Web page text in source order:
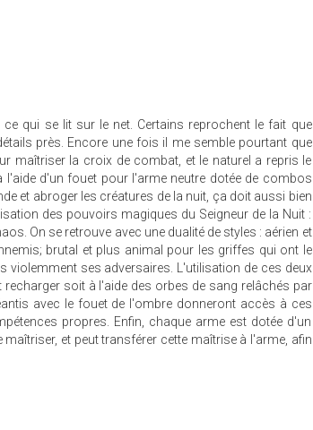
qui se lit sur le net. Certains reprochent le fait que
près. Encore une fois il me semble pourtant que
maîtriser la croix de combat, et le naturel a repris le
d'un fouet pour l'arme neutre dotée de combos
et abroger les créatures de la nuit, ça doit aussi bien
des pouvoirs magiques du Seigneur de la Nuit :
On se retrouve avec une dualité de styles : aérien et
brutal et plus animal pour les griffes qui ont le
violemment ses adversaires. L'utilisation de ces deux
soit à l'aide des orbes de sang relâchés par
avec le fouet de l'ombre donneront accès à ces
propres. Enfin, chaque arme est dotée d'un
et peut transférer cette maîtrise à l'arme, afin